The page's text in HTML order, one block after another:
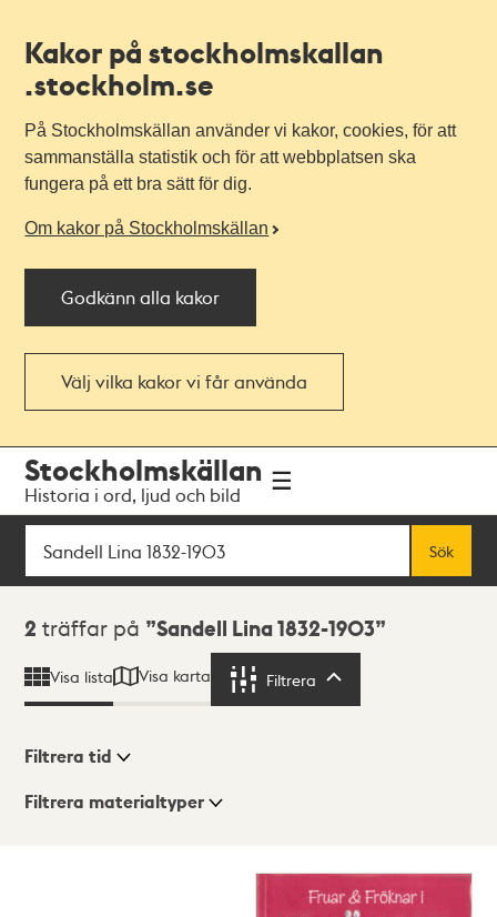
Kakor på stockholmskallan
.stockholm.se
På Stockholmskällan använder vi kakor, cookies, för att
sammanställa statistik och för att webbplatsen ska
fungera på ett bra sätt för dig.
Om kakor på Stockholmskällan
Godkänn alla kakor
Välj vilka kakor vi får använda
navigationen
huvudinnehållet
Stockholmskällan
Historia i ord, ljud och bild
Sök
Sök
Sökresultat
2 träffar på Sandell Lina 1832-1903
Visa lista Visa karta Filtrera
Visningsläge
Filtrera tid
Filtrera materialtyper